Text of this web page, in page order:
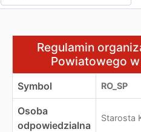
Regulamin organizacyjny
Regulamin
Powiatowego
Symbol RO_SP
Osoba
odpowiedzialna
Starosta